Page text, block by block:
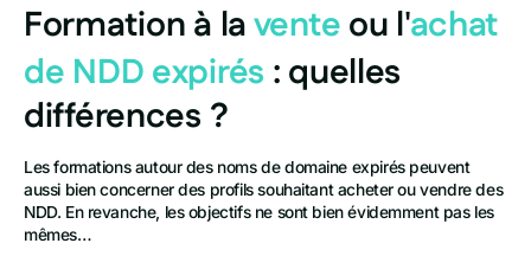
Formation à laventeou l'achat
de NDD expirés : quelles
différences ?
Les formations autour des noms de domaine expirés peuvent
aussi bien concerner des profils souhaitant acheter ou vendre des
NDD. En revanche, les objectifs ne sont bien évidemment pas les
mêmes…